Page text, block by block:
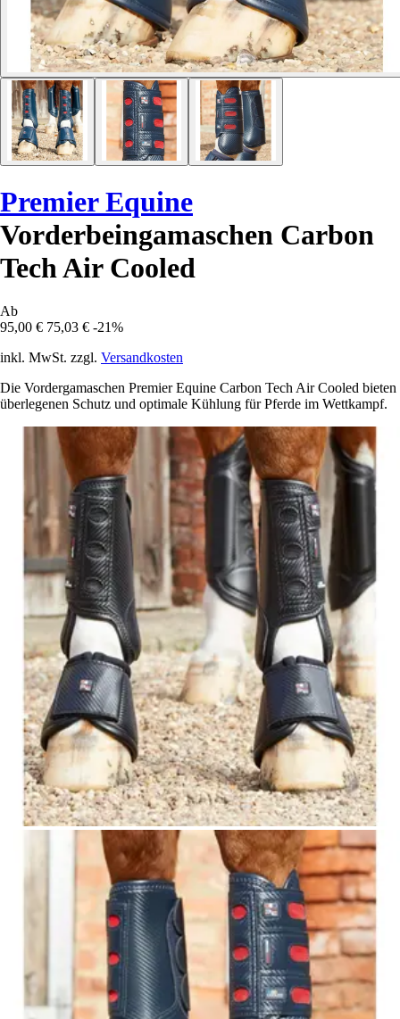
Premier Equine
Vorderbeingamaschen Carbon
Tech Air Cooled
Ab
95,00 € 75,03 € -21%
inkl. MwSt. zzgl. Versandkosten
Die Vordergamaschen Premier Equine Carbon Tech Air Cooled bieten
überlegenen Schutz und optimale Kühlung für Pferde im Wettkampf.